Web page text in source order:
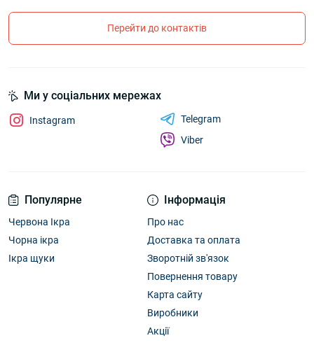
Перейти до контактів
Популярне
Червона Ікра
Чорна ікра
Ікра щуки
Інформація
Про нас
Доставка та оплата
Зворотній зв'язок
Повернення товару
Карта сайту
Виробники
Акції
Ми у соціальних мережах
Instagram
Telegram
Viber